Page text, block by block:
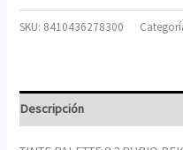
SKU: 8410436278300
Descripción